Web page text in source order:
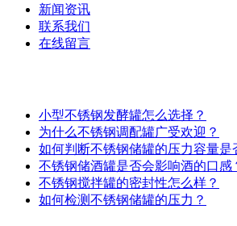
新闻资讯
联系我们
在线留言
小型不锈钢发酵罐怎么选择？
为什么不锈钢调配罐广受欢迎？
如何判断不锈钢储罐的压力容量是
不锈钢储酒罐是否会影响酒的口感
不锈钢搅拌罐的密封性怎么样？
如何检测不锈钢储罐的压力？